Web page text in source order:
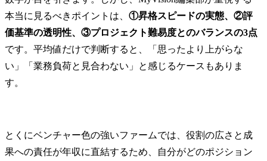
本当に見るべきポイントは、 ①昇格スピードの実態、②評
価基準の透明性、③プロジェクト難易度とのバランスの3点
です。平均値だけで判断すると、「思ったより上がらな
い」「業務負荷と見合わない」と感じるケースもありま
す。
とくにベンチャー色の強いファームでは、役割の広さと成
果への責任が年収に直結するため、自分がどのポジション